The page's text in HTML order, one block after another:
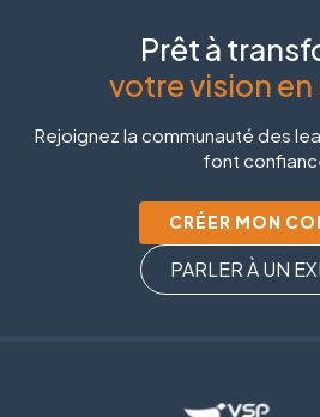
Prêt à
votre vision en
Rejoignez la communauté des
font
CRÉER MON
PARLER À UN